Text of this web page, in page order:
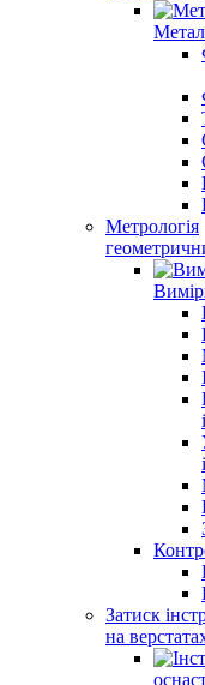
Метрологія
Затиск
на